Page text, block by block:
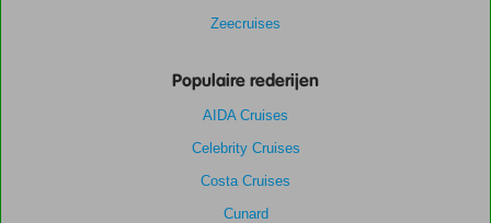
Zeecruises
Populaire rederijen
AIDA Cruises
Celebrity Cruises
Costa Cruises
Cunard